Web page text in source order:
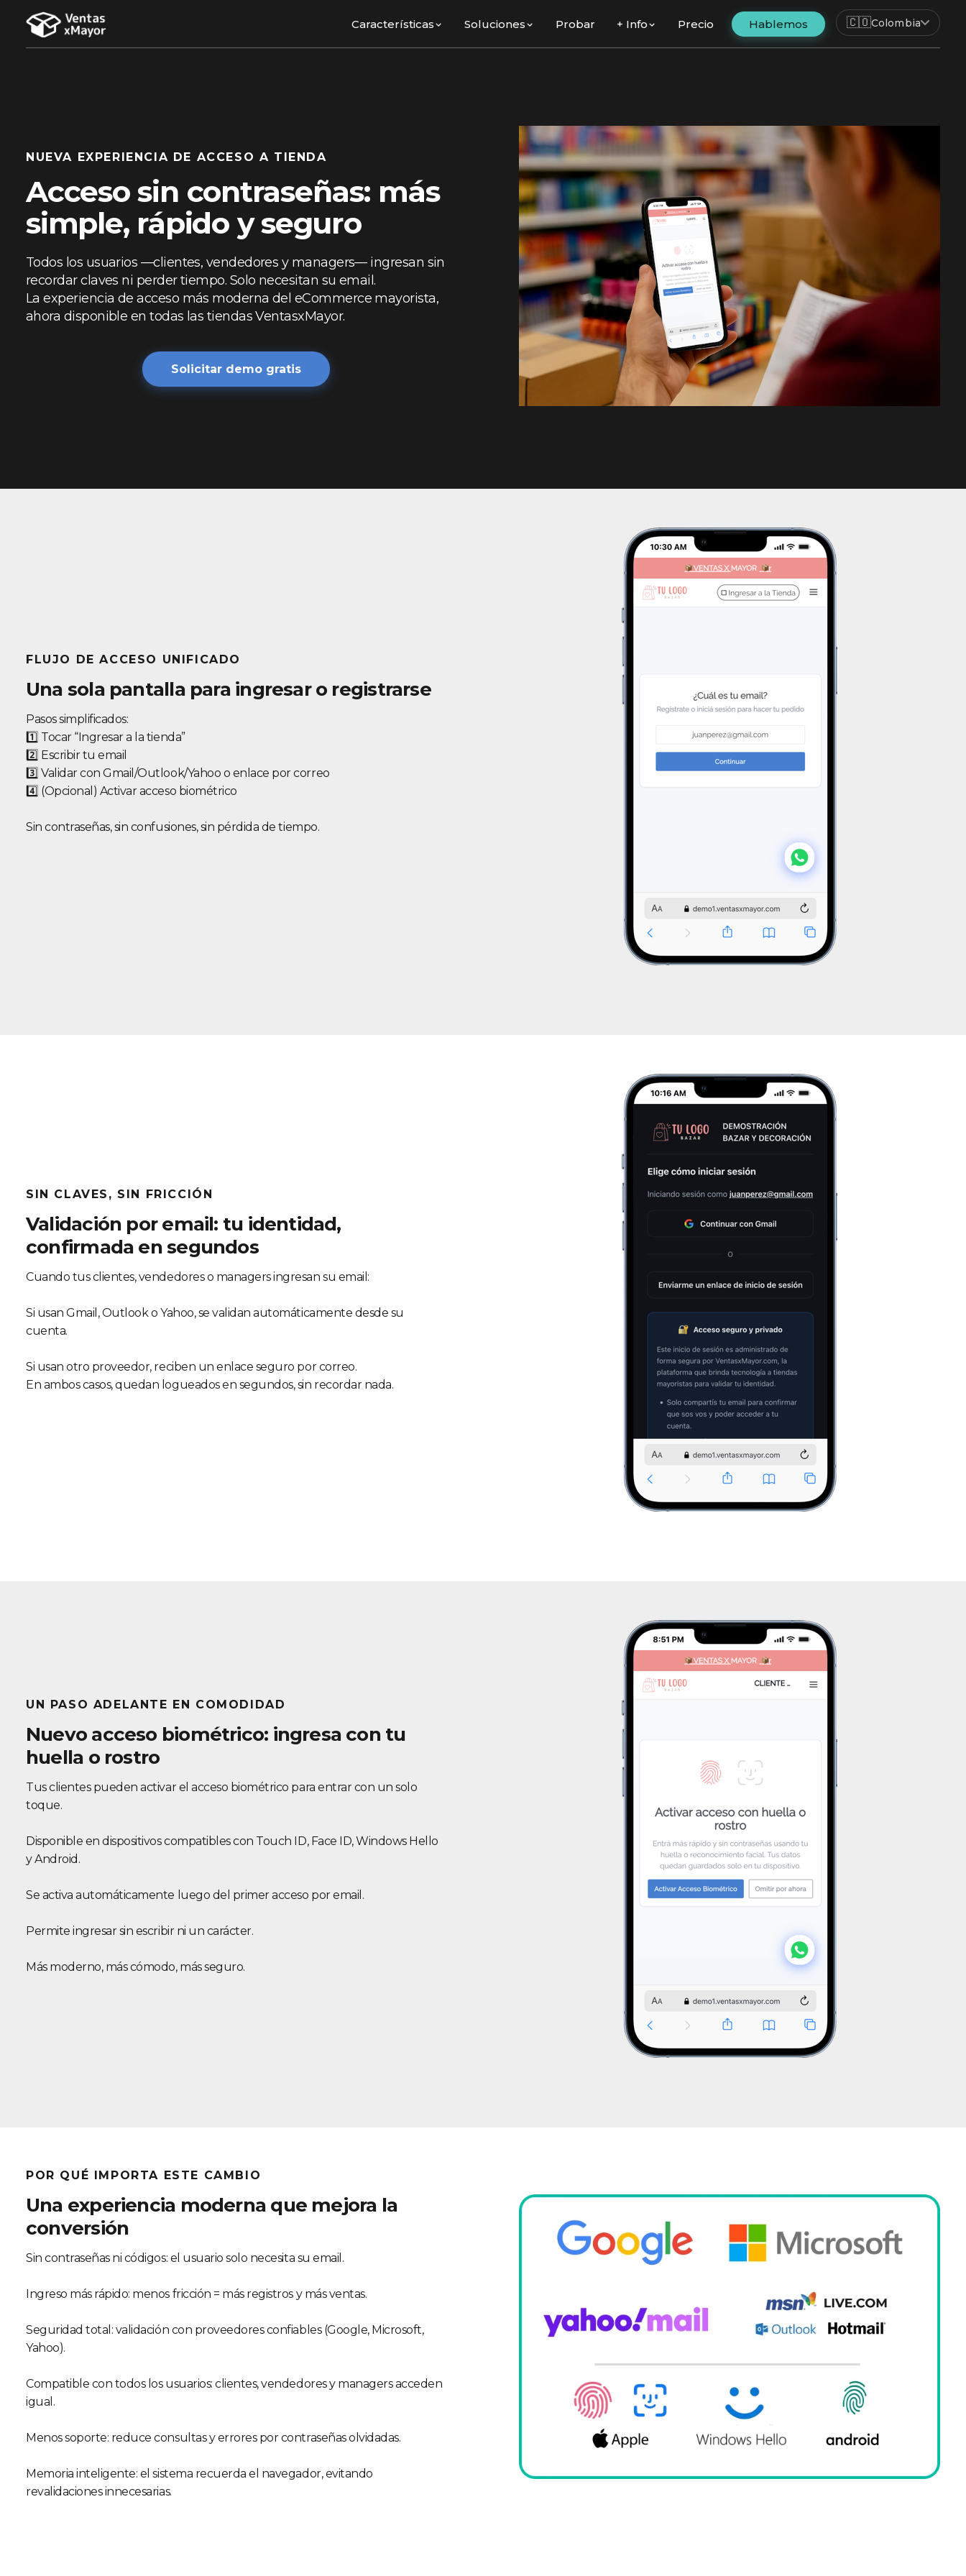
Características Soluciones Probar + Info Precio Hablemos 🇨🇴Colombia
NUEVA EXPERIENCIA DE ACCESO A TIENDA
Acceso sin contraseñas: más
simple, rápido y seguro
Todos los usuarios —clientes, vendedores y managers— ingresan sin
recordar claves ni perder tiempo. Solo necesitan su email.
La experiencia de acceso más moderna del eCommerce mayorista,
ahora disponible en todas las tiendas VentasxMayor.
Solicitar demo gratis
FLUJO DE ACCESO UNIFICADO
Una sola pantalla para ingresar o registrarse
Pasos simplificados:
1️⃣ Tocar “Ingresar a la tienda”
2️⃣ Escribir tu email
3️⃣ Validar con Gmail/Outlook/Yahoo o enlace por correo
4️⃣ (Opcional) Activar acceso biométrico
Sin contraseñas, sin confusiones, sin pérdida de tiempo.
SIN CLAVES, SIN FRICCIÓN
Validación por email: tu identidad,
confirmada en segundos
Cuando tus clientes, vendedores o managers ingresan su email:
Si usan Gmail, Outlook o Yahoo, se validan automáticamente desde su
cuenta.
Si usan otro proveedor, reciben un enlace seguro por correo.
En ambos casos, quedan logueados en segundos, sin recordar nada.
UN PASO ADELANTE EN COMODIDAD
Nuevo acceso biométrico: ingresa con tu
huella o rostro
Tus clientes pueden activar el acceso biométrico para entrar con un solo
toque.
Disponible en dispositivos compatibles con Touch ID, Face ID, Windows Hello
y Android.
Se activa automáticamente luego del primer acceso por email.
Permite ingresar sin escribir ni un carácter.
Más moderno, más cómodo, más seguro.
POR QUÉ IMPORTA ESTE CAMBIO
Una experiencia moderna que mejora la
conversión
Sin contraseñas ni códigos: el usuario solo necesita su email.
Ingreso más rápido: menos fricción = más registros y más ventas.
Seguridad total: validación con proveedores confiables (Google, Microsoft,
Yahoo).
Compatible con todos los usuarios: clientes, vendedores y managers acceden
igual.
Menos soporte: reduce consultas y errores por contraseñas olvidadas.
Memoria inteligente: el sistema recuerda el navegador, evitando
revalidaciones innecesarias.